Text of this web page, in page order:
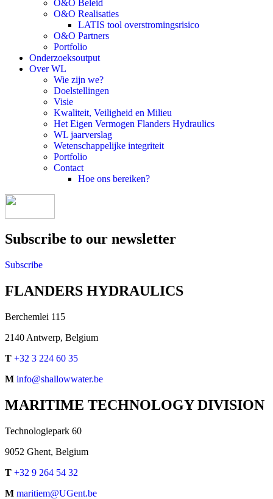
O&O Beleid
O&O Realisaties
LATIS tool overstromingsrisico
O&O Partners
Portfolio
Onderzoeksoutput
Over WL
Wie zijn we?
Doelstellingen
Visie
Kwaliteit, Veiligheid en Milieu
Het Eigen Vermogen Flanders Hydraulics
WL jaarverslag
Wetenschappelijke integriteit
Portfolio
Contact
Hoe ons bereiken?
Subscribe to our newsletter
Subscribe
FLANDERS HYDRAULICS
Berchemlei 115
2140 Antwerp, Belgium
T +32 3 224 60 35
M info@shallowwater.be
MARITIME TECHNOLOGY DIVISION
Technologiepark 60
9052 Ghent, Belgium
T +32 9 264 54 32
M maritiem@UGent.be